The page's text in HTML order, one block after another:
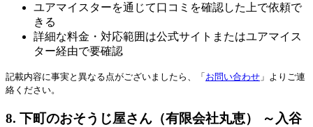
ユアマイスターを通じて口コミを確認した上で依頼で
きる
詳細な料金・対応範囲は公式サイトまたはユアマイス
ター経由で要確認
記載内容に事実と異なる点がございましたら、「 お問い合わせ 」よりご連
絡ください。
8. 下町のおそうじ屋さん（有限会社丸恵） ～入谷